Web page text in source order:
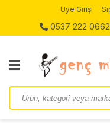
Üye Girişi
0537 222 0662